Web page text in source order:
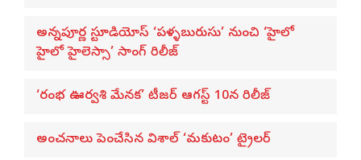
అన్నపూర్ణ స్టూడియోస్ ‘పళ్ళబురుసు’ నుంచి ‘హైలో
హైలో హైలెస్సా’ సాంగ్ రిలీజ్
‘రంభ ఊర్వశి మేనక’ టీజర్ ఆగస్ట్ 10న రిలీజ్
అంచనాలు పెంచేసిన విశాల్ ‘మకుటం’ ట్రైలర్